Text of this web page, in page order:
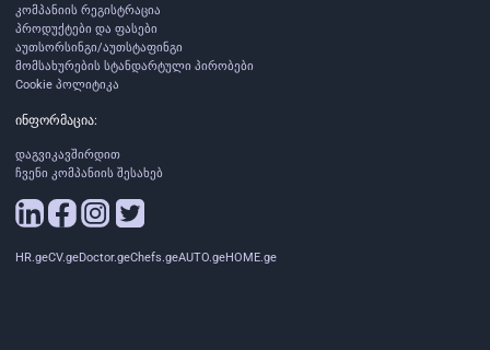
კომპანიის რეგისტრაცია
პროდუქტები და ფასები
აუთსორსინგი/აუთსტაფინგი
მომსახურების სტანდარტული პირობები
Cookie პოლიტიკა
ინფორმაცია:
დაგვიკავშირდით
ჩვენი კომპანიის შესახებ
HR.geCV.geDoctor.geChefs.geAUTO.geHOME.ge